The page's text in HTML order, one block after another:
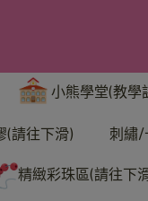
小熊學堂(教學
(請往下滑) 刺繡/
精緻彩珠區(請往下